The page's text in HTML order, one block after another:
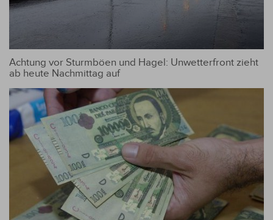
Achtung vor Sturmböen und Hagel: Unwetterfront zieht
ab heute Nachmittag auf